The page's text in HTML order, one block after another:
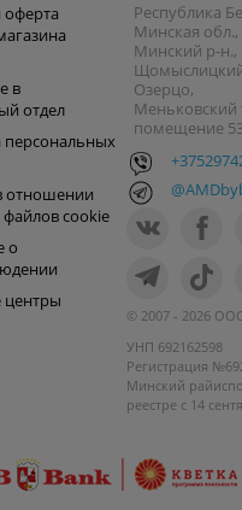
в
отдел
персональных
отношении
cookie
о
центры
Республика
Минская обл.,
Минский р-н.,
Щомыслицкий
Озерцо,
Меньковский
помещение
© 2007 - 2026
УНП 692162598
Регистрация
Минский
реестре с 14